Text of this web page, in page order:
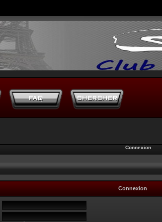
Connexion
Connexion